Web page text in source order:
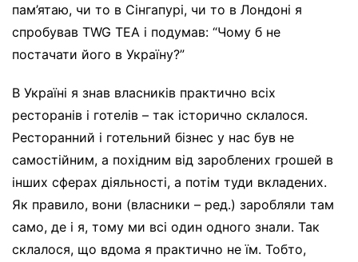
пам’ятаю, чи то в Сінгапурі, чи то в Лондоні я
спробував TWG TEA і подумав: “Чому б не
постачати його в Україну?”
В Україні я знав власників практично всіх
ресторанів і готелів – так історично склалося.
Ресторанний і готельний бізнес у нас був не
самостійним, а похідним від зароблених грошей в
інших сферах діяльності, а потім туди вкладених.
Як правило, вони (власники – ред.) заробляли там
само, де і я, тому ми всі один одного знали. Так
склалося, що вдома я практично не їм. Тобто,